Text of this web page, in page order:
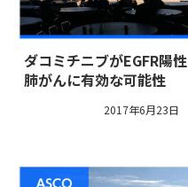
ダコミチニブがEGFR陽性
肺がんに有効な可能性
2017年6月23日